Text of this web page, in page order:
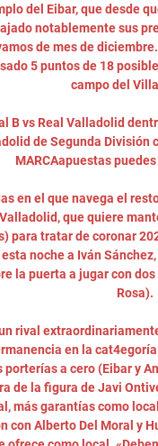
del Eibar, que desde
notablemente sus
de mes de
5 puntos de 18
campo del
B vs Real Valladolid
de Segunda División
MARCAapuestas
en el que navega el
que quiere
para tratar de coronar
noche a Iván
la puerta a jugar con
Rosa).
rival
en la
porterías a cero (Eibar y
de la figura de Javi
más garantías como
con Alberto Del Moral y